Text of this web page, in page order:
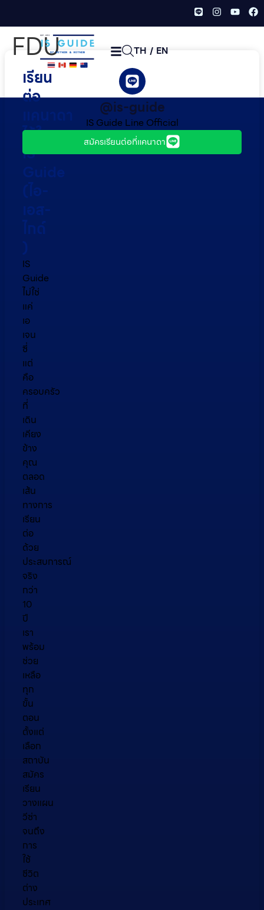
TH / EN
FDU
เรียน
ต่อ
ไว้ใจ
IS
Guide
(ไอ-
เอส-
ไกด์​
)
IS
Guide
ไม่ใช่
แค่
เอ
เจน
ซี่
แต่
คือ
ครอบครัว
ที่
เดิน
เคียง
ข้าง
คุณ
ตลอด
เส้น
ทางการ
เรียน
ต่อ
ด้วย
ประสบการณ์
จริง
กว่า
10
ปี
เรา
พร้อม
ช่วย
เหลือ
ทุก
ขั้น
ตอน
ตั้งแต่
เลือก
สถาบัน
สมัคร
เรียน
วางแผน
วีซ่า
จนถึง
การ
ใช้
ชีวิต
ต่าง
ประเทศ
@is-guide
IS Guide Line Official
สมัครเรียนต่อที่แคนาดา